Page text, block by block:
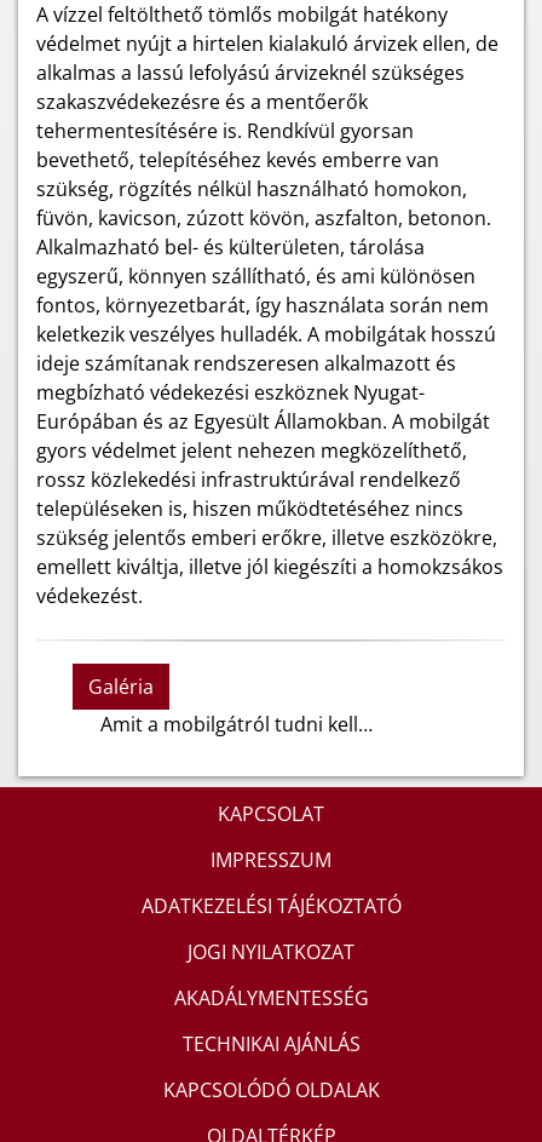
A vízzel feltölthető tömlős mobilgát hatékony
védelmet nyújt a hirtelen kialakuló árvizek ellen, de
alkalmas a lassú lefolyású árvizeknél szükséges
szakaszvédekezésre és a mentőerők
tehermentesítésére is. Rendkívül gyorsan
bevethető, telepítéséhez kevés emberre van
szükség, rögzítés nélkül használható homokon,
füvön, kavicson, zúzott kövön, aszfalton, betonon.
Alkalmazható bel- és külterületen, tárolása
egyszerű, könnyen szállítható, és ami különösen
fontos, környezetbarát, így használata során nem
keletkezik veszélyes hulladék. A mobilgátak hosszú
ideje számítanak rendszeresen alkalmazott és
megbízható védekezési eszköznek Nyugat-
Európában és az Egyesült Államokban. A mobilgát
gyors védelmet jelent nehezen megközelíthető,
rossz közlekedési infrastruktúrával rendelkező
településeken is, hiszen működtetéséhez nincs
szükség jelentős emberi erőkre, illetve eszközökre,
emellett kiváltja, illetve jól kiegészíti a homokzsákos
védekezést.
Galéria
Amit a mobilgátról tudni kell…
KAPCSOLAT
IMPRESSZUM
ADATKEZELÉSI TÁJÉKOZTATÓ
JOGI NYILATKOZAT
AKADÁLYMENTESSÉG
TECHNIKAI AJÁNLÁS
KAPCSOLÓDÓ OLDALAK
OLDALTÉRKÉP